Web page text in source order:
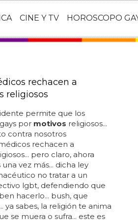
CINE Y TV HOROSCOPO
rechacen a
religiosos
permite que los
por motivos religiosos...
contra nosotros
rechacen a
pero claro, ahora
vez más... dicha ley
no tratar a un
lgbt, defendiendo que
hacerlo... bush, que
ya sabes, la religión te anima
se muera o sufra... este es